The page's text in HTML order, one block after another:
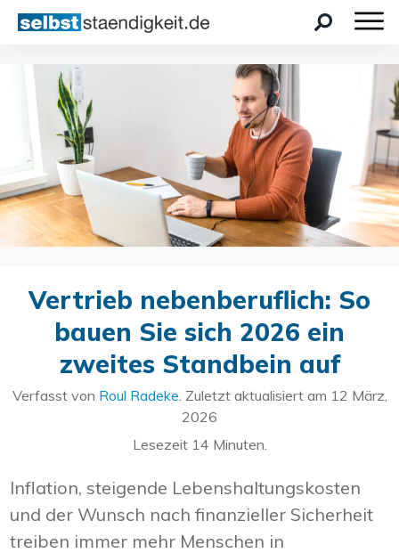
Vertrieb nebenberuflich: So
bauen Sie sich 2026 ein
zweites Standbein auf
Verfasst von Roul Radeke. Zuletzt aktualisiert am 12 März,
2026
Lesezeit 14 Minuten.
Inflation, steigende Lebenshaltungskosten
und der Wunsch nach finanzieller Sicherheit
treiben immer mehr Menschen in